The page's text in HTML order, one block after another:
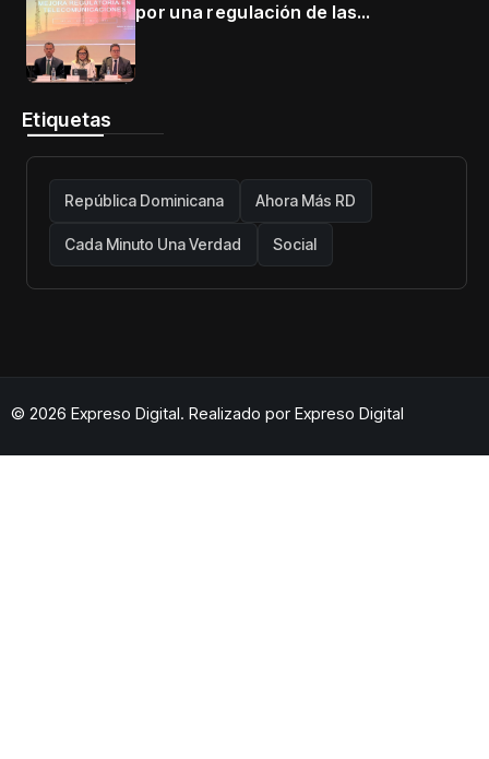
por una regulación de las
Etiquetas
República Dominicana Ahora Más RD
Cada Minuto Una Verdad Social
© 2026 Expreso Digital. Realizado por Expreso Digital